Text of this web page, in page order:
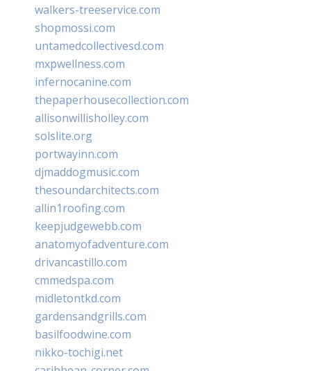
walkers-treeservice.com
shopmossi.com
untamedcollectivesd.com
mxpwellness.com
infernocanine.com
thepaperhousecollection.com
allisonwillisholley.com
solslite.org
portwayinn.com
djmaddogmusic.com
thesoundarchitects.com
allin1roofing.com
keepjudgewebb.com
anatomyofadventure.com
drivancastillo.com
cmmedspa.com
midletontkd.com
gardensandgrills.com
basilfoodwine.com
nikko-tochigi.net